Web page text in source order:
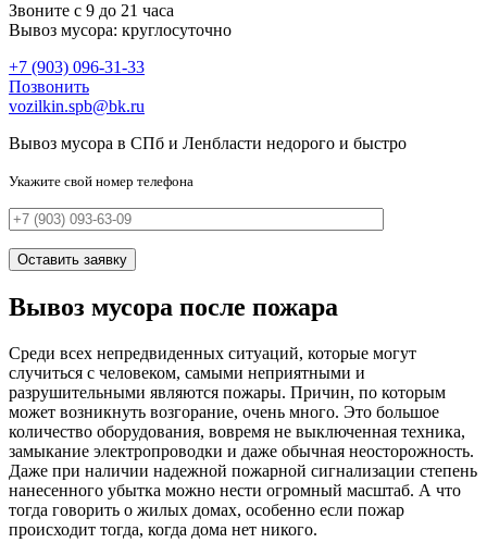
Звоните с 9 до 21 часа
Вывоз мусора: круглосуточно
+7 (903) 096-31-33
Позвонить
vozilkin.spb@bk.ru
Вывоз мусора в СПб и Ленбласти недорого и быстро
Укажите свой номер телефона
Вывоз мусора после пожара
Среди всех непредвиденных ситуаций, которые могут
случиться с человеком, самыми неприятными и
разрушительными являются пожары. Причин, по которым
может возникнуть возгорание, очень много. Это большое
количество оборудования, вовремя не выключенная техника,
замыкание электропроводки и даже обычная неосторожность.
Даже при наличии надежной пожарной сигнализации степень
нанесенного убытка можно нести огромный масштаб. А что
тогда говорить о жилых домах, особенно если пожар
происходит тогда, когда дома нет никого.